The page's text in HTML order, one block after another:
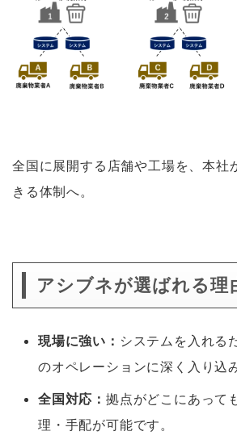
全国に展開する店舗や工場を、本社
きる体制へ。
アシブネが選ばれる理
現場に強い： システムを入れる
のオペレーションに深く入り込
全国対応： 拠点がどこにあって
理・手配が可能です。